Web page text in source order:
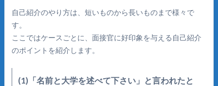
自己紹介のやり方は、短いものから長いものまで様々で
す。
ここではケースごとに、面接官に好印象を与える自己紹介
のポイントを紹介します。
(1)「名前と大学を述べて下さい」と言われたと